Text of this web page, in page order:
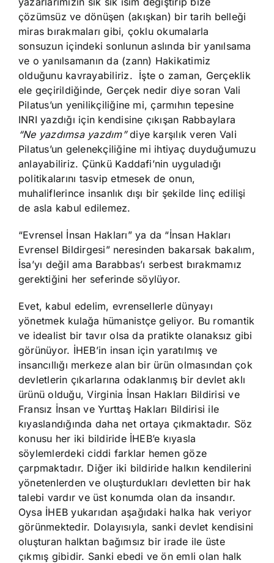
çözümsüz ve dönüşen (akışkan) bir tarih belleği
miras bırakmaları gibi, çoklu okumalarla
sonsuzun içindeki sonlunun aslında bir yanılsama
ve o yanılsamanın da (zann) Hakikatimiz
olduğunu kavrayabiliriz. İşte o zaman, Gerçeklik
ele geçirildiğinde, Gerçek nedir diye soran Vali
Pilatus’un yenilikçiliğine mi, çarmıhın tepesine
INRI yazdığı için kendisine çıkışan Rabbaylara
“Ne yazdımsa yazdım”diye karşılık veren Vali
Pilatus’un gelenekçiliğine mi ihtiyaç duyduğumuzu
anlayabiliriz. Çünkü Kaddafi’nin uyguladığı
politikalarını tasvip etmesek de onun,
muhaliflerince insanlık dışı bir şekilde linç edilişi
de asla kabul edilemez.
“Evrensel İnsan Hakları” ya da “İnsan Hakları
Evrensel Bildirgesi” neresinden bakarsak bakalım,
İsa’yı değil ama Barabbas’ı serbest bırakmamız
gerektiğini her seferinde söylüyor.
Evet, kabul edelim, evrensellerle dünyayı
yönetmek kulağa hümanistçe geliyor. Bu romantik
ve idealist bir tavır olsa da pratikte olanaksız gibi
görünüyor. İHEB’in insan için yaratılmış ve
insancıllığı merkeze alan bir ürün olmasından çok
devletlerin çıkarlarına odaklanmış bir devlet aklı
ürünü olduğu, Virginia İnsan Hakları Bildirisi ve
Fransız İnsan ve Yurttaş Hakları Bildirisi ile
kıyaslandığında daha net ortaya çıkmaktadır. Söz
konusu her iki bildiride İHEB’e kıyasla
söylemlerdeki ciddi farklar hemen göze
çarpmaktadır. Diğer iki bildiride halkın kendilerini
yönetenlerden ve oluşturdukları devletten bir hak
talebi vardır ve üst konumda olan da insandır.
Oysa İHEB yukarıdan aşağıdaki halka hak veriyor
görünmektedir. Dolayısıyla, sanki devlet kendisini
oluşturan halktan bağımsız bir irade ile üste
çıkmış gibidir. Sanki ebedi ve ön emli olan halk